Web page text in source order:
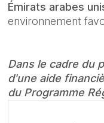
Émirats arabes
environnement
Dans le cadre du
d'une aide
du Programme